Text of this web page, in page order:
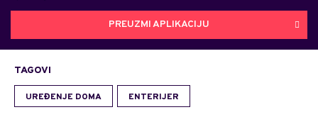
PREUZMI APLIKACIJU
TAGOVI
UREĐENJE DOMA ENTERIJER